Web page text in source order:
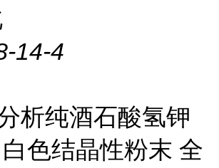
14-4
析纯酒石酸氢钾
色结晶性粉末 全